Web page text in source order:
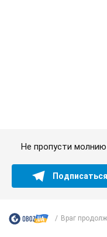
Не пропусти
Подписаться
Враг